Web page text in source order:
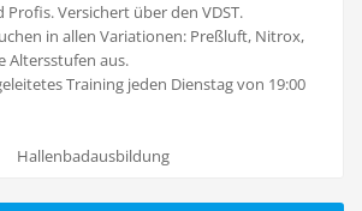
Versichert über den VDST.
in allen Variationen: Preßluft, Nitrox,
Altersstufen aus.
Training jeden Dienstag von 19:00
Hallenbadausbildung